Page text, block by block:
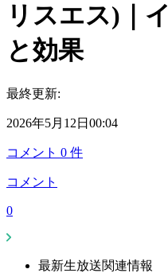
リスエス)｜
と効果
最終更新:
2026年5月12日00:04
コメント 0 件
コメント
0
最新生放送関連情報